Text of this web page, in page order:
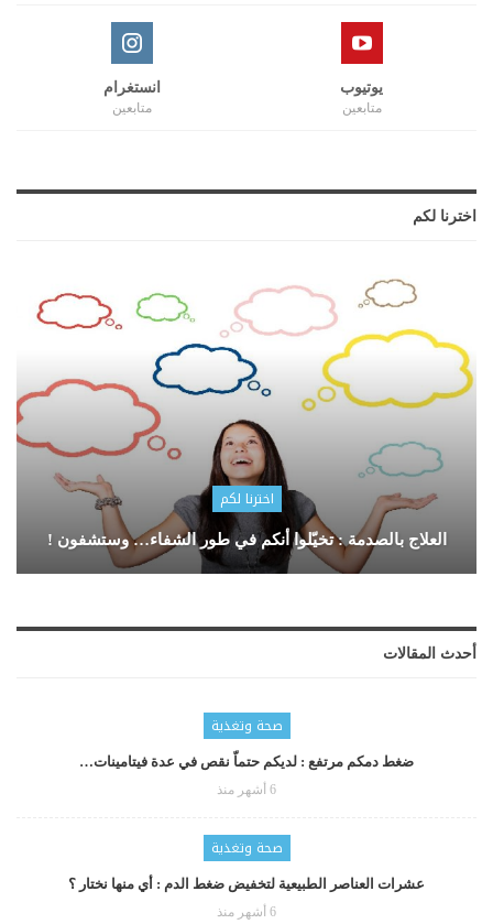
يوتيوب
متابعين
انستغرام
متابعين
اخترنا لكم
اخترنا لكم
العلاج بالصدمة : تخيّلوا أنكم في طور الشفاء… وستشفون !
أحدث المقالات
صحة وتغذية
ضغط دمكم مرتفع : لديكم حتماّ نقص في عدة فيتامينات…
6 أشهر منذ
صحة وتغذية
عشرات العناصر الطبيعية لتخفيض ضغط الدم : أي منها نختار ؟
6 أشهر منذ